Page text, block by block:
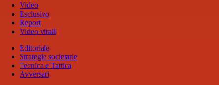
Video
Esclusivo
Report
Video virali
Editoriale
Strategie societarie
Tecnica e Tattica
Avversari